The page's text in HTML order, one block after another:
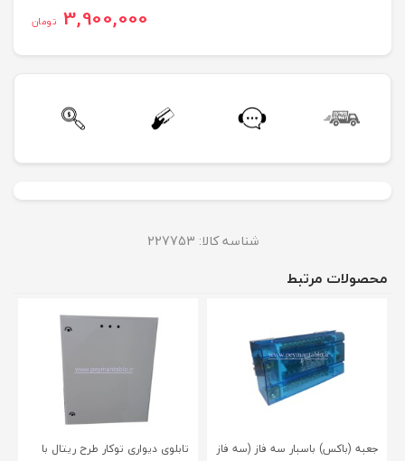
3,900,000 تومان
شناسه کالا: 227753
محصولات مرتبط
جعبه (باکس) باسبار سه فاز (سه فاز
تابلوی دیواری توکار طرح ریتال با